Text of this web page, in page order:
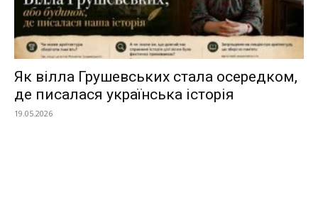
Як вілла Грушевських стала осередком,
де писалася українська історія
19.05.2026